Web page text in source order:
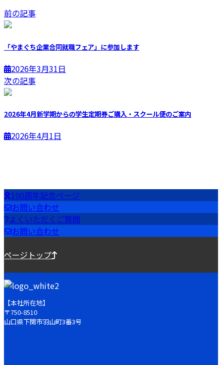
前の記事
「やまぐち企業合同就職フェア」に参加します
2026年3月31日
次の記事
2026年4月新学期からの学生定期券ご購入・スクール便のご案内
2026年4月1日
100周年記念ページ
お問い合わせ
よくいただくご質問
お問い合わせ
ページトップ
【本社所在地】
〒750-8510
山口県下関市羽山町3番3号